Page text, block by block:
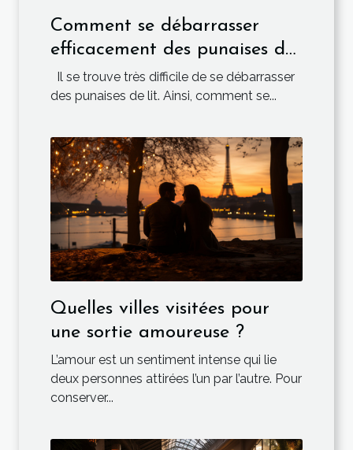
Comment se débarrasser
efficacement des punaises de
lit ?
Il se trouve très difficile de se débarrasser
des punaises de lit. Ainsi, comment se...
Quelles villes visitées pour
une sortie amoureuse ?
L’amour est un sentiment intense qui lie
deux personnes attirées l’un par l’autre. Pour
conserver...